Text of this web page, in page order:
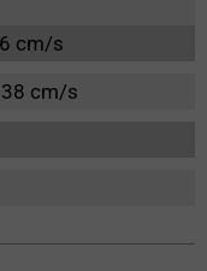
cm/s
38 cm/s